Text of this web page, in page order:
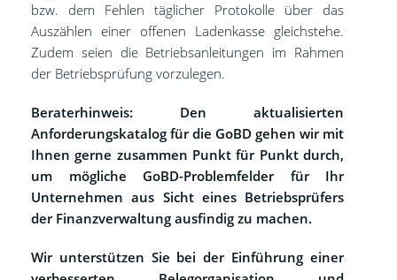
bzw. dem Fehlen täglicher Protokolle über das
Auszählen einer offenen Ladenkasse gleichstehe.
Zudem seien die Betriebsanleitungen im Rahmen
der Betriebsprüfung vorzulegen.
Beraterhinweis: Den aktualisierten
Anforderungskatalog für die GoBD gehen wir mit
Ihnen gerne zusammen Punkt für Punkt durch,
um mögliche GoBD-Problemfelder für Ihr
Unternehmen aus Sicht eines Betriebsprüfers
der Finanzverwaltung ausfindig zu machen.
Wir unterstützen Sie bei der Einführung einer